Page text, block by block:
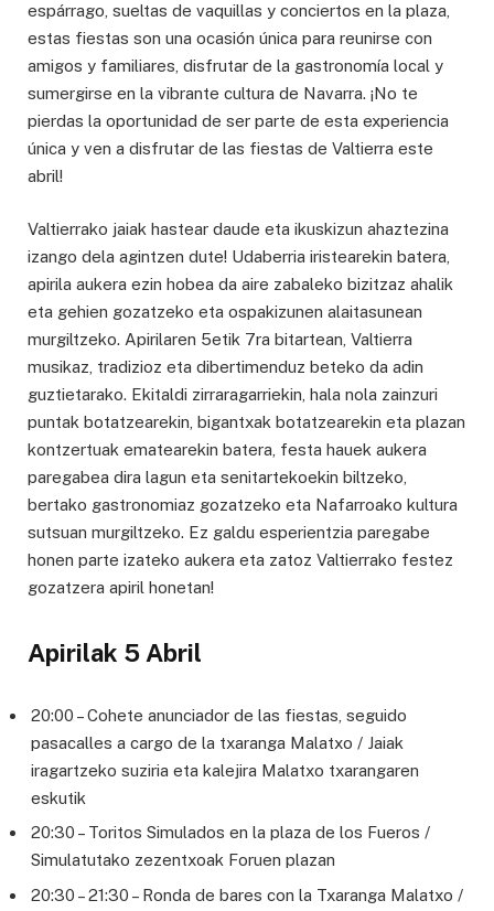
espárrago, sueltas de vaquillas y conciertos en la plaza,
estas fiestas son una ocasión única para reunirse con
amigos y familiares, disfrutar de la gastronomía local y
sumergirse en la vibrante cultura de Navarra. ¡No te
pierdas la oportunidad de ser parte de esta experiencia
única y ven a disfrutar de las fiestas de Valtierra este
abril!
Valtierrako jaiak hastear daude eta ikuskizun ahaztezina
izango dela agintzen dute! Udaberria iristearekin batera,
apirila aukera ezin hobea da aire zabaleko bizitzaz ahalik
eta gehien gozatzeko eta ospakizunen alaitasunean
murgiltzeko. Apirilaren 5etik 7ra bitartean, Valtierra
musikaz, tradizioz eta dibertimenduz beteko da adin
guztietarako. Ekitaldi zirraragarriekin, hala nola zainzuri
puntak botatzearekin, bigantxak botatzearekin eta plazan
kontzertuak ematearekin batera, festa hauek aukera
paregabea dira lagun eta senitartekoekin biltzeko,
bertako gastronomiaz gozatzeko eta Nafarroako kultura
sutsuan murgiltzeko. Ez galdu esperientzia paregabe
honen parte izateko aukera eta zatoz Valtierrako festez
gozatzera apiril honetan!
Apirilak 5 Abril
20:00 – Cohete anunciador de las fiestas, seguido
pasacalles a cargo de la txaranga Malatxo / Jaiak
iragartzeko suziria eta kalejira Malatxo txarangaren
eskutik
20:30 – Toritos Simulados en la plaza de los Fueros /
Simulatutako zezentxoak Foruen plazan
20:30 – 21:30 – Ronda de bares con la Txaranga Malatxo /